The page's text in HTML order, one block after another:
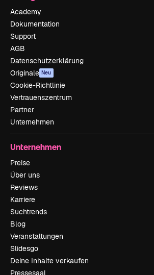
Academy
Dokumentation
Support
AGB
Datenschutzerklärung
Originale Neu
Cookie-Richtlinie
Vertrauenszentrum
Partner
Unternehmen
Unternehmen
Preise
Über uns
Reviews
Karriere
Suchtrends
Blog
Veranstaltungen
Slidesgo
Deine Inhalte verkaufen
Pressesaal